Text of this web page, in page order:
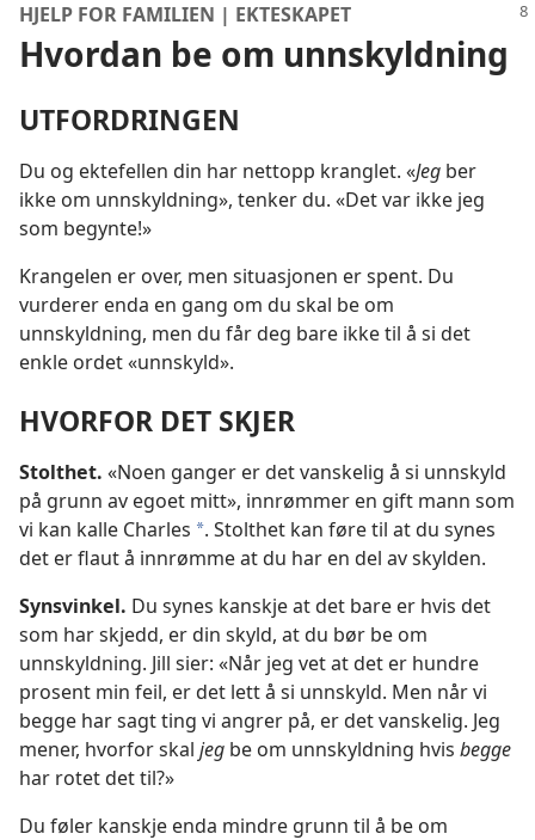
HJELP FOR FAMILIEN | EKTESKAPET
Hvordan be om unnskyldning
UTFORDRINGEN
Du og ektefellen din har nettopp kranglet. «Jeg ber
ikke om unnskyldning», tenker du. «Det var ikke jeg
som begynte!»
Krangelen er over, men situasjonen er spent. Du
vurderer enda en gang om du skal be om
unnskyldning, men du får deg bare ikke til å si det
enkle ordet «unnskyld».
HVORFOR DET SKJER
Stolthet. «Noen ganger er det vanskelig å si unnskyld
på grunn av egoet mitt», innrømmer en gift mann som
vi kan kalle Charles *. Stolthet kan føre til at du synes
det er flaut å innrømme at du har en del av skylden.
Synsvinkel. Du synes kanskje at det bare er hvis det
som har skjedd, er din skyld, at du bør be om
unnskyldning. Jill sier: «Når jeg vet at det er hundre
prosent min feil, er det lett å si unnskyld. Men når vi
begge har sagt ting vi angrer på, er det vanskelig. Jeg
mener, hvorfor skal jeg be om unnskyldning hvis begge
har rotet det til?»
Du føler kanskje enda mindre grunn til å be om